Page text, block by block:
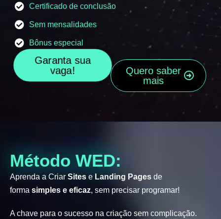
Certificado de conclusão
Sem mensalidades
Bônus especial
Garanta sua
vaga!
Quero saber
mais
Método WED:
Aprenda a Criar Sites e Landing Pages de
forma simples e eficaz, sem precisar programar!
A chave para o sucesso na criação sem complicação.